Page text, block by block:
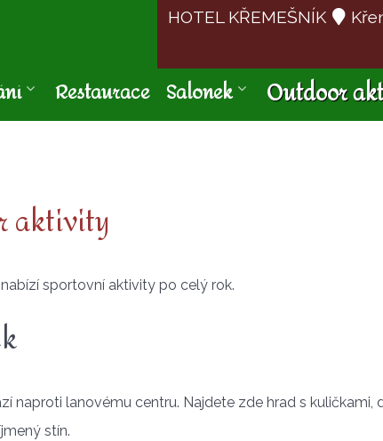
HOTEL KŘEMEŠNÍK
Restaurace Salonek Outdoor
aktivity
sportovní aktivity po celý rok.
naproti lanovému centru. Najdete zde hrad s
stín.